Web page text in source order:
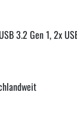
3.2 Gen 1, 2x